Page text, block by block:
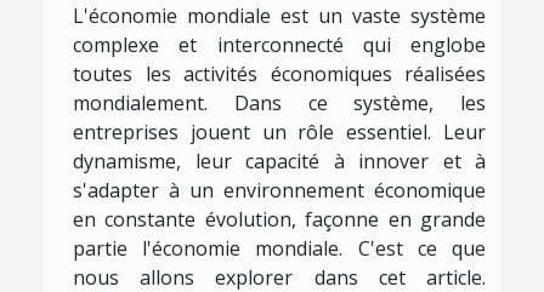
L'économie mondiale est un vaste système
complexe et interconnecté qui englobe
toutes les activités économiques réalisées
mondialement. Dans ce système, les
entreprises jouent un rôle essentiel. Leur
dynamisme, leur capacité à innover et à
s'adapter à un environnement économique
en constante évolution, façonne en grande
partie l'économie mondiale. C'est ce que
nous allons explorer dans cet article.